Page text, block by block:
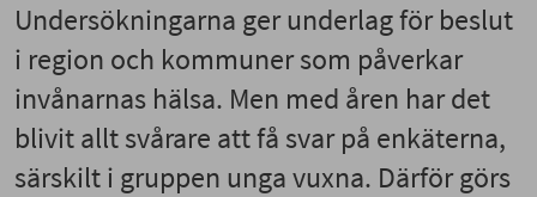
Undersökningarna ger underlag för beslut
i region och kommuner som påverkar
invånarnas hälsa. Men med åren har det
blivit allt svårare att få svar på enkäterna,
särskilt i gruppen unga vuxna. Därför görs